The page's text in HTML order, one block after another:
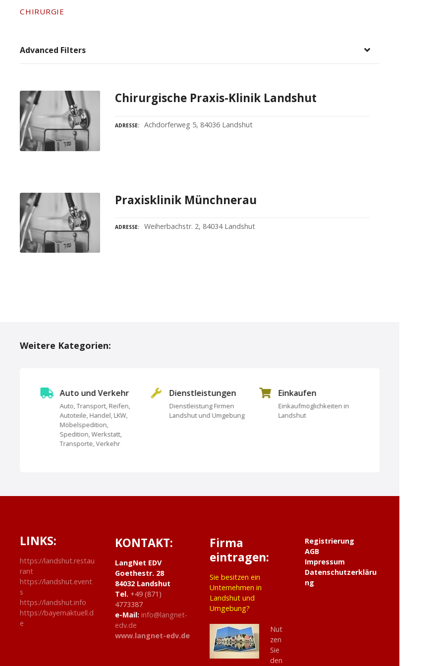
CHIRURGIE
Advanced Filters
Chirurgische Praxis-Klinik Landshut
ADRESSE Achdorferweg 5, 84036 Landshut
Praxisklinik Münchnerau
ADRESSE Weiherbachstr. 2, 84034 Landshut
g
t
i
o
n
Weitere Kategorien:
Auto und Verkehr
Auto, Transport, Reifen,
Autoteile, Handel, LKW,
Möbelspedition,
Spedition, Werkstatt,
Transporte, Verkehr
Dienstleistungen
Dienstleistung Firmen
Landshut und Umgebung
Einkaufen
Einkaufmöglichkeiten in
Landshut
LINKS:
https://landshut.restau
rant
https://landshut.event
s
https://landshut.info
https://bayernaktuell.d
e
KONTAKT:
LangNet EDV
Goethestr. 28
84032 Landshut
Tel. +49 (871)
4773387
e-Mail: info@langnet-
edv.de
www.langnet-edv.de
Firma
eintragen:
Sie besitzen ein
Unternehmen in
Landshut und
Umgebung?
Nut
zen
Sie
den
Registrierung
AGB
Impressum
Datenschutzerkläru
ng